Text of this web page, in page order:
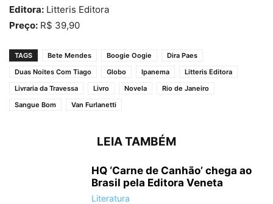
Editora: Litteris Editora
Preço: R$ 39,90
TAGS Bete Mendes Boogie Oogie
Dira Paes
Duas Noites Com Tiago
Globo Ipanema
Litteris Editora
Livraria da Travessa
Livro Novela
Rio de Janeiro
Sangue Bom
Van Furlanetti
LEIA TAMBÉM
HQ ‘Carne de Canhão’ chega ao
Brasil pela Editora Veneta
Literatura